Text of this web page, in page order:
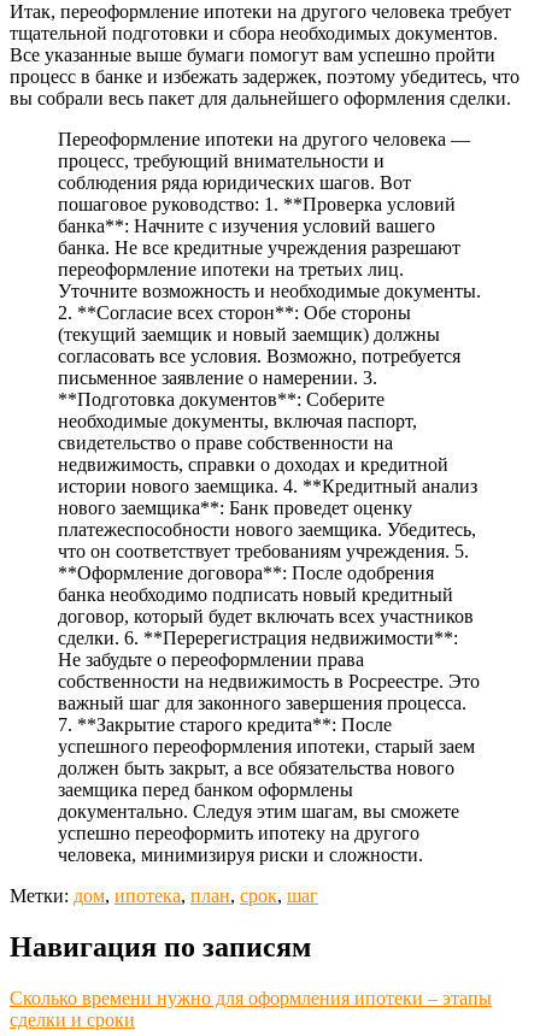
Итак, переоформление ипотеки на другого человека требует
тщательной подготовки и сбора необходимых документов.
Все указанные выше бумаги помогут вам успешно пройти
процесс в банке и избежать задержек, поэтому убедитесь, что
вы собрали весь пакет для дальнейшего оформления сделки.
Переоформление ипотеки на другого человека —
процесс, требующий внимательности и
соблюдения ряда юридических шагов. Вот
пошаговое руководство: 1. **Проверка условий
банка**: Начните с изучения условий вашего
банка. Не все кредитные учреждения разрешают
переоформление ипотеки на третьих лиц.
Уточните возможность и необходимые документы.
2. **Согласие всех сторон**: Обе стороны
(текущий заемщик и новый заемщик) должны
согласовать все условия. Возможно, потребуется
письменное заявление о намерении. 3.
**Подготовка документов**: Соберите
необходимые документы, включая паспорт,
свидетельство о праве собственности на
недвижимость, справки о доходах и кредитной
истории нового заемщика. 4. **Кредитный анализ
нового заемщика**: Банк проведет оценку
платежеспособности нового заемщика. Убедитесь,
что он соответствует требованиям учреждения. 5.
**Оформление договора**: После одобрения
банка необходимо подписать новый кредитный
договор, который будет включать всех участников
сделки. 6. **Перерегистрация недвижимости**:
Не забудьте о переоформлении права
собственности на недвижимость в Росреестре. Это
важный шаг для законного завершения процесса.
7. **Закрытие старого кредита**: После
успешного переоформления ипотеки, старый заем
должен быть закрыт, а все обязательства нового
заемщика перед банком оформлены
документально. Следуя этим шагам, вы сможете
успешно переоформить ипотеку на другого
человека, минимизируя риски и сложности.
Метки: дом, ипотека, план, срок, шаг
Навигация по записям
Сколько времени нужно для оформления ипотеки – этапы
сделки и сроки